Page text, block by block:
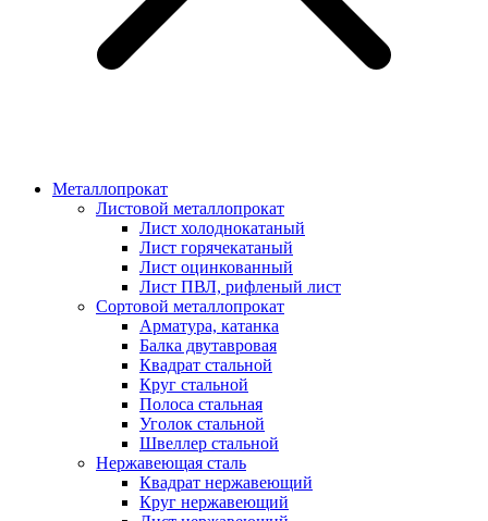
Металлопрокат
Листовой металлопрокат
Лист холоднокатаный
Лист горячекатаный
Лист оцинкованный
Лист ПВЛ, рифленый лист
Сортовой металлопрокат
Арматура, катанка
Балка двутавровая
Квадрат стальной
Круг стальной
Полоса стальная
Уголок стальной
Швеллер стальной
Нержавеющая сталь
Квадрат нержавеющий
Круг нержавеющий